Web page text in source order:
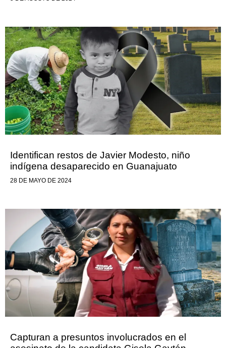
Identifican restos de Javier Modesto, niño
indígena desaparecido en Guanajuato
28 DE MAYO DE 2024
Capturan a presuntos involucrados en el